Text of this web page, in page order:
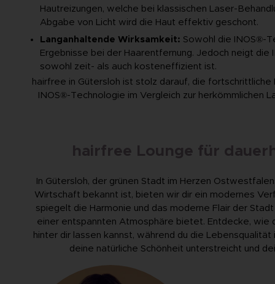
Hautreizungen, welche bei klassischen Laser-
Abgabe von Licht wird die Haut effektiv geschont.
Langanhaltende Wirksamkeit: Sowohl die INOS®-
Ergebnisse bei der Haarentfernung. Jedoch neigt
sowohl zeit- als auch kosteneffizient ist.
hairfree in Gütersloh ist stolz darauf, die
INOS®-Technologie im Vergleich zur herkömmlichen
hairfree Lounge für
In Gütersloh, der grünen Stadt im Herzen
Wirtschaft bekannt ist, bieten wir dir ein modernes
spiegelt die Harmonie und das moderne Flair der
einer entspannten Atmosphäre bietet. Entdecke, wie
hinter dir lassen kannst, während du die
deine natürliche Schönheit unterstreicht und